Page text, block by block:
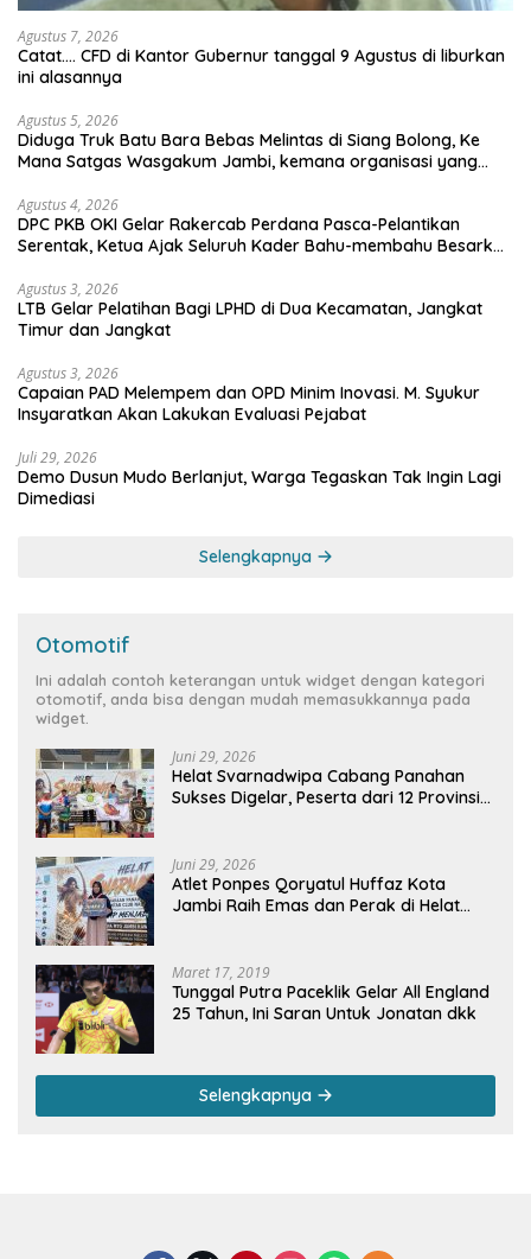
Agustus 7, 2026
Catat…. CFD di Kantor Gubernur tanggal 9 Agustus di liburkan
ini alasannya
Agustus 5, 2026
Diduga Truk Batu Bara Bebas Melintas di Siang Bolong, Ke
Mana Satgas Wasgakum Jambi, kemana organisasi yang
Agustus 4, 2026
DPC PKB OKI Gelar Rakercab Perdana Pasca-Pelantikan
Serentak, Ketua Ajak Seluruh Kader Bahu-membahu Besarkan
Agustus 3, 2026
LTB Gelar Pelatihan Bagi LPHD di Dua Kecamatan, Jangkat
Timur dan Jangkat
Agustus 3, 2026
Capaian PAD Melempem dan OPD Minim Inovasi. M. Syukur
Insyaratkan Akan Lakukan Evaluasi Pejabat
Juli 29, 2026
Demo Dusun Mudo Berlanjut, Warga Tegaskan Tak Ingin Lagi
Dimediasi
Selengkapnya
Otomotif
Ini adalah contoh keterangan untuk widget dengan kategori
otomotif, anda bisa dengan mudah memasukkannya pada
widget.
Juni 29, 2026
Helat Svarnadwipa Cabang Panahan
Sukses Digelar, Peserta dari 12 Provinsi
Juni 29, 2026
Atlet Ponpes Qoryatul Huffaz Kota
Jambi Raih Emas dan Perak di Helat
Maret 17, 2019
Tunggal Putra Paceklik Gelar All England
25 Tahun, Ini Saran Untuk Jonatan dkk
Selengkapnya